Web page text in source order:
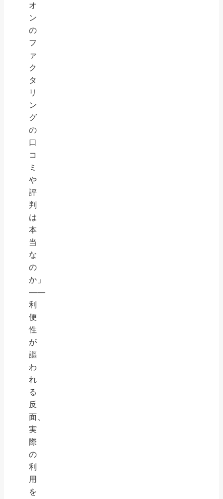
オ
ン
の
フ
ァ
ク
タ
リ
ン
グ
の
口
コ
ミ
や
評
判
は
本
当
な
の
か」
——
利
便
性
が
謳
わ
れ
る
反
面、
実
際
の
利
用
を